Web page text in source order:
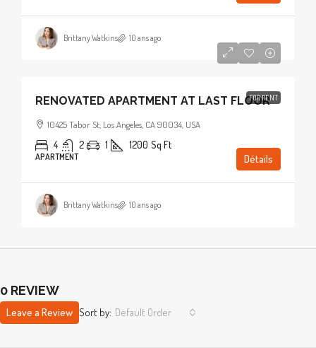
Brittany Watkins 10 ans ago
FOR RENT
$2,200
RENOVATED APARTMENT AT LAST FLOOR
10425 Tabor St, Los Angeles, CA 90034, USA
4 2 1 1200 Sq Ft
APARTMENT Détails
Brittany Watkins 10 ans ago
0 REVIEW
Sort by: Default Order
Leave a Review